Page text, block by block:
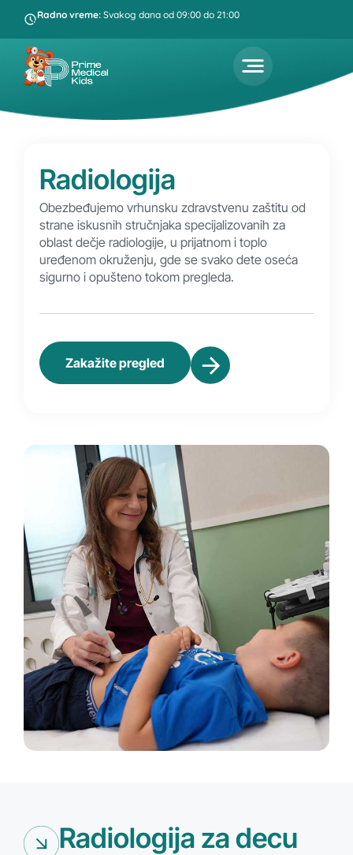
Radno vreme: Svakog dana od 09:00 do 21:00
Radiologija
Obezbeđujemo vrhunsku zdravstvenu zaštitu od
strane iskusnih stručnjaka specijalizovanih za
oblast dečje radiologije, u prijatnom i toplo
uređenom okruženju, gde se svako dete oseća
sigurno i opušteno tokom pregleda.
Zakažite pregled
Radiologija za decu